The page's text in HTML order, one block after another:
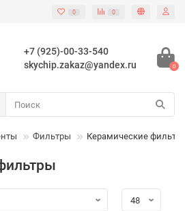
0 0
+7 (925)-00-33-540
skychip.zakaz@yandex.ru
0
Фильтры Керамические